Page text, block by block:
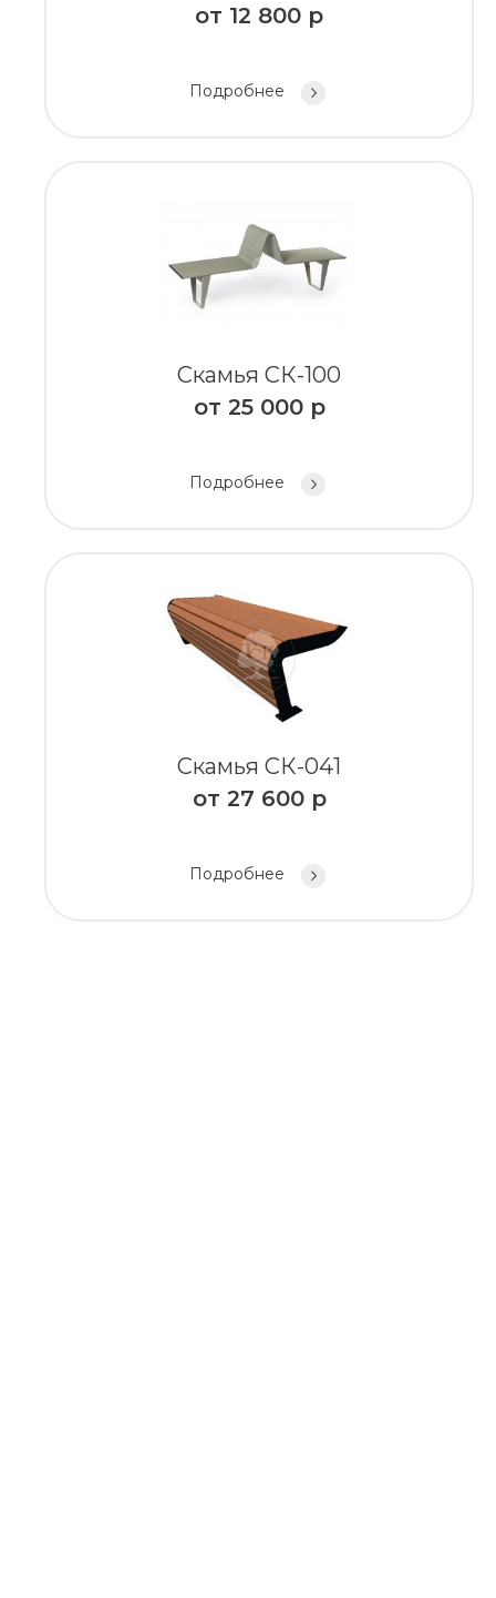
от 12 800 р
Подробнее
Скамья СК-100
от 25 000 р
Подробнее
Скамья СК-041
от 27 600 р
Подробнее